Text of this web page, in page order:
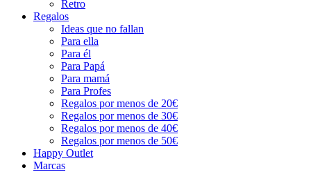
Retro
Regalos
Ideas que no fallan
Para ella
Para él
Para Papá
Para mamá
Para Profes
Regalos por menos de 20€
Regalos por menos de 30€
Regalos por menos de 40€
Regalos por menos de 50€
Happy Outlet
Marcas